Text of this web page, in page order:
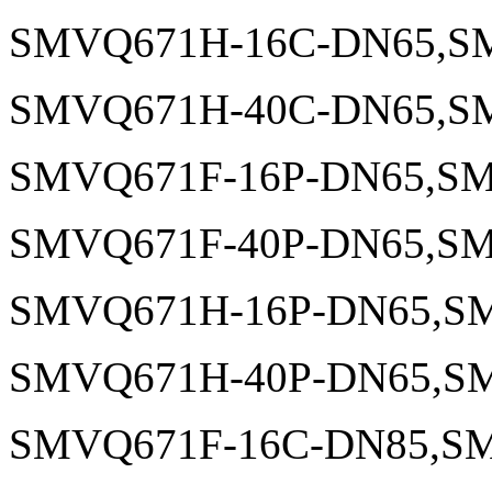
SMVQ671H-16C-
SMVQ671H-40C-
SMVQ671F-16P-
SMVQ671F-40P-
SMVQ671H-16P-
SMVQ671H-40P-
SMVQ671F-16C-